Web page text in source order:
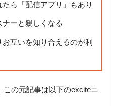
ら「配信アプリ」もあり
ーと親しくなる
互いを知り合えるのが利
この元記事は以下のexciteニ